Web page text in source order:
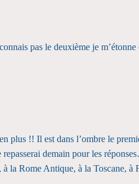
pas le deuxième je
plus !! Il est dans l’ombre le
demain pour les
la Rome Antique, à la Toscane, à